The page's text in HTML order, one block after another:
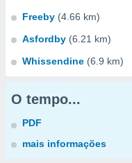
Freeby (4.66 km)
Asfordby (6.21 km)
Whissendine (6.9 km)
O tempo...
PDF
mais informações